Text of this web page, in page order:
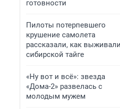
готовности
Пилоты потерпевшего
крушение самолета
рассказали, как
сибирской тайге
«Ну вот и всё»: звезда
«Дома-2» развелась с
молодым мужем